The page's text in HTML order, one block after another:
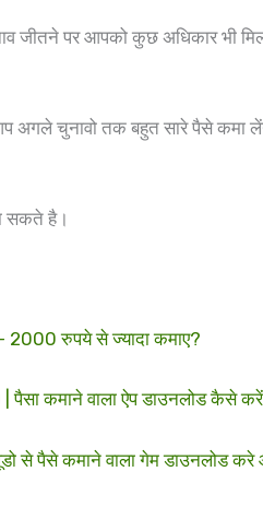
जीतने पर आपको कुछ अधिकार भी
चुनावो तक बहुत सारे पैसे कमा
सकते है।
रुपये से ज्यादा कमाए?
कमाने वाला ऐप डाउनलोड कैसे
पैसे कमाने वाला गेम डाउनलोड करे